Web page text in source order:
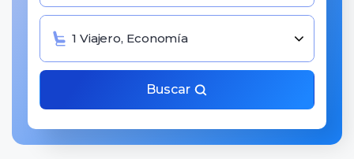
1 Viajero, Economía
Buscar